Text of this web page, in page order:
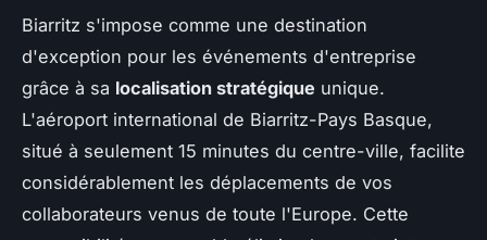
Biarritz s'impose comme une destination
d'exception pour les événements d'entreprise
grâce à sa localisation stratégique unique.
L'aéroport international de Biarritz-Pays Basque,
situé à seulement 15 minutes du centre-ville, facilite
considérablement les déplacements de vos
collaborateurs venus de toute l'Europe. Cette